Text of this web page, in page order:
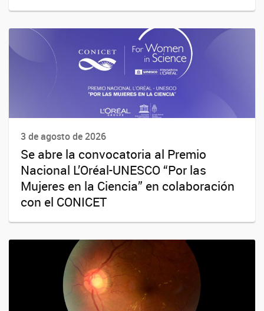
3 de agosto de 2026
Se abre la convocatoria al Premio
Nacional L’Oréal-UNESCO “Por las
Mujeres en la Ciencia” en colaboración
con el CONICET